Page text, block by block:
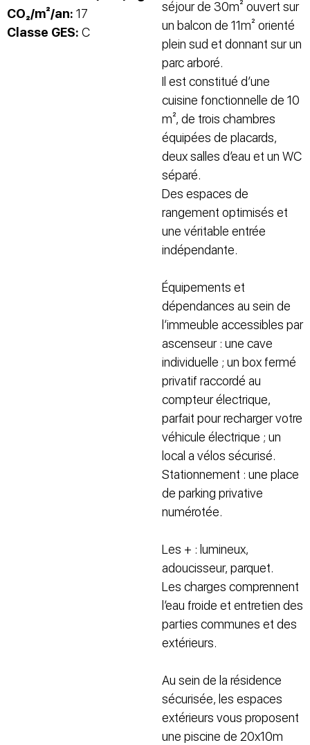
CO₂/m²/an: 17
Classe GES: C
séjour de 30m² ouvert sur
un balcon de 11m² orienté
plein sud et donnant sur un
parc arboré.
Il est constitué d’une
cuisine fonctionnelle de 10
m², de trois chambres
équipées de placards,
deux salles d’eau et un WC
séparé.
Des espaces de
rangement optimisés et
une véritable entrée
indépendante.
Équipements et
dépendances au sein de
l’immeuble accessibles par
ascenseur : une cave
individuelle ; un box fermé
privatif raccordé au
compteur électrique,
parfait pour recharger votre
véhicule électrique ; un
local a vélos sécurisé.
Stationnement : une place
de parking privative
numérotée.
Les + : lumineux,
adoucisseur, parquet.
Les charges comprennent
l’eau froide et entretien des
parties communes et des
extérieurs.
Au sein de la résidence
sécurisée, les espaces
extérieurs vous proposent
une piscine de 20x10m